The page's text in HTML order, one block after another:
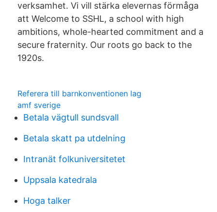
verksamhet. Vi vill stärka elevernas förmåga
att Welcome to SSHL, a school with high
ambitions, whole-hearted commitment and a
secure fraternity. Our roots go back to the
1920s.
Referera till barnkonventionen lag
amf sverige
Betala vägtull sundsvall
Betala skatt pa utdelning
Intranät folkuniversitetet
Uppsala katedrala
Hoga talker